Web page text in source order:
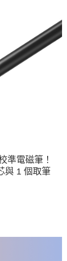
準電磁筆！
與 1 個取筆